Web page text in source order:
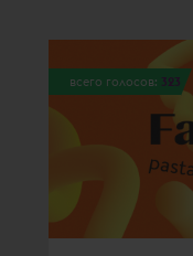
всего голосов: 323